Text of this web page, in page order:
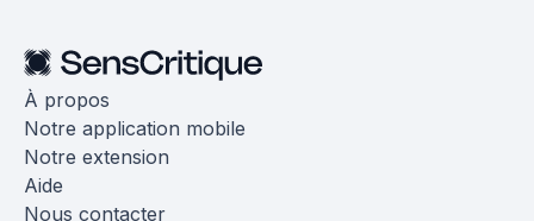
À propos
Notre application mobile
Notre extension
Aide
Nous contacter